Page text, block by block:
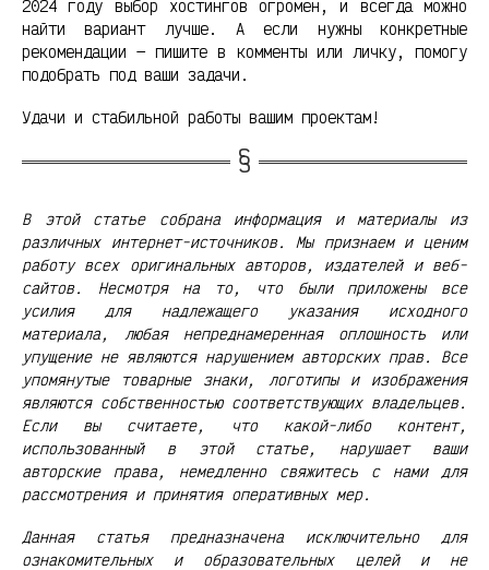
2024 году выбор хостингов огромен, и всегда можно
найти вариант лучше. А если нужны конкретные
рекомендации — пишите в комменты или личку, помогу
подобрать под ваши задачи.
Удачи и стабильной работы вашим проектам!
В этой статье собрана информация и материалы из
различных интернет-источников. Мы признаем и ценим
работу всех оригинальных авторов, издателей и веб-
сайтов. Несмотря на то, что были приложены все
усилия для надлежащего указания исходного
материала, любая непреднамеренная оплошность или
упущение не являются нарушением авторских прав. Все
упомянутые товарные знаки, логотипы и изображения
являются собственностью соответствующих владельцев.
Если вы считаете, что какой-либо контент,
использованный в этой статье, нарушает ваши
авторские права, немедленно свяжитесь с нами для
рассмотрения и принятия оперативных мер.
Данная статья предназначена исключительно для
ознакомительных и образовательных целей и не